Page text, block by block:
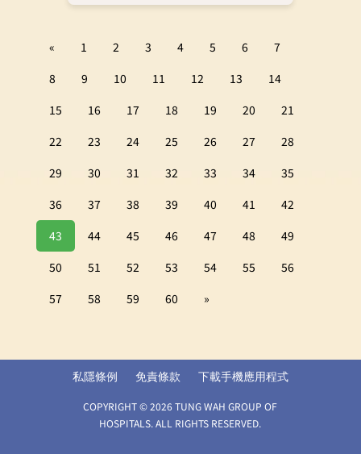
« 1 2 3 4 5 6
7
8
9 10 11 12 13
14
15
16 17 18 19 20
21
22
23 24 25 26 27
28
29
30 31 32 33 34
35
36
37 38 39 40 41
42
43
44 45 46 47 48
49
50
51 52 53 54 55
56
57
58 59 60 »
私隱條例 免責條款 下載手機應用程式
COPYRIGHT © 2026 TUNG WAH GROUP OF
HOSPITALS. ALL RIGHTS RESERVED.